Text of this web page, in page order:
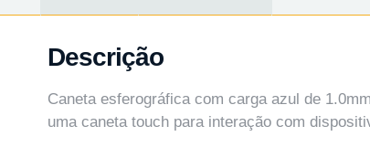
Descrição
Caneta esferográfica com carga azul de
uma caneta touch para interação com